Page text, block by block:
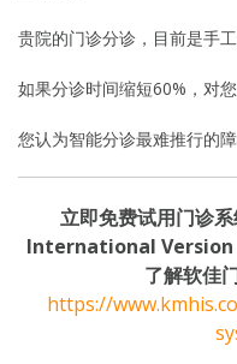
贵院的门诊分诊，目前是手
如果分诊时间缩短60%，对
您认为智能分诊最难推行的
立即免费试用门诊
International Version
了解软佳
https://